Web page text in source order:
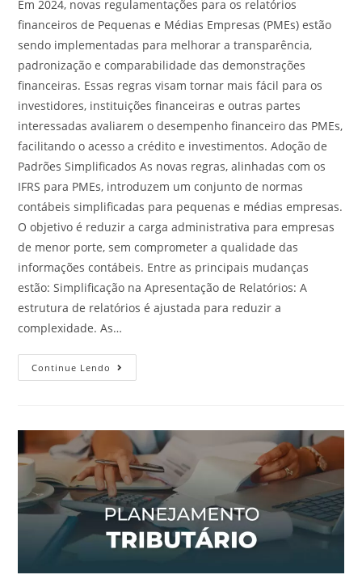
Em 2024, novas regulamentações para os relatórios
financeiros de Pequenas e Médias Empresas (PMEs) estão
sendo implementadas para melhorar a transparência,
padronização e comparabilidade das demonstrações
financeiras. Essas regras visam tornar mais fácil para os
investidores, instituições financeiras e outras partes
interessadas avaliarem o desempenho financeiro das PMEs,
facilitando o acesso a crédito e investimentos. Adoção de
Padrões Simplificados As novas regras, alinhadas com os
IFRS para PMEs, introduzem um conjunto de normas
contábeis simplificadas para pequenas e médias empresas.
O objetivo é reduzir a carga administrativa para empresas
de menor porte, sem comprometer a qualidade das
informações contábeis. Entre as principais mudanças
estão: Simplificação na Apresentação de Relatórios: A
estrutura de relatórios é ajustada para reduzir a
complexidade. As…
Continue Lendo